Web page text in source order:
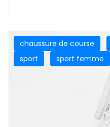
chaussure de course
sport
sport femme